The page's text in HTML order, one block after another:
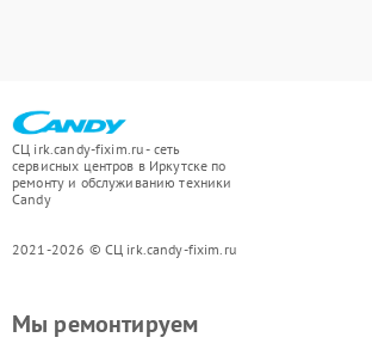
СЦ irk.candy-fixim.ru - сеть
сервисных центров в Иркутске по
ремонту и обслуживанию техники
Candy
2021-2026 © СЦ irk.candy-fixim.ru
Мы ремонтируем